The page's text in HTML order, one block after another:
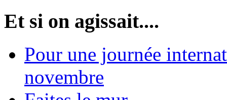
Et si on agissait....
Pour une journée
novembre